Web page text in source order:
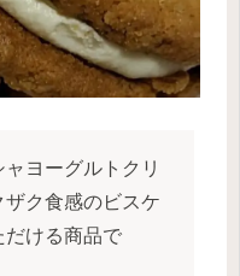
ヨーグルトクリ
ク食感のビスケ
だける商品で